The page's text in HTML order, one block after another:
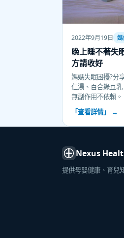
2022年9月19日
晚上睡不著失
方請收好
媽媽失眠困擾?分
仁湯、百合綠豆
無副作用不依賴。
「查看詳情」 →
Nexus
提供母嬰健康、育兒